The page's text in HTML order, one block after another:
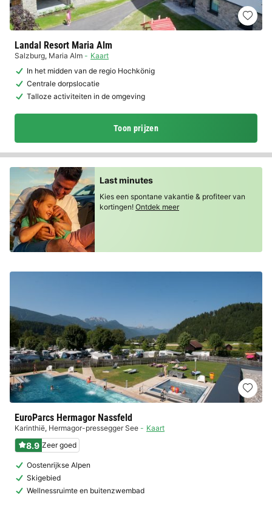
Landal Resort Maria Alm
Salzburg, Maria Alm
Kaart
In het midden van de regio Hochkönig
Centrale dorpslocatie
Talloze activiteiten in de omgeving
Toon prijzen
EuroParcs Hermagor Nassfeld
Karinthië, Hermagor-pressegger See Kaart
8.9 Zeer goed
Oostenrijkse Alpen
Skigebied
Wellnessruimte en buitenzwembad
Last minutes
Kies een spontane vakantie & profiteer van
kortingen! Ontdek meer